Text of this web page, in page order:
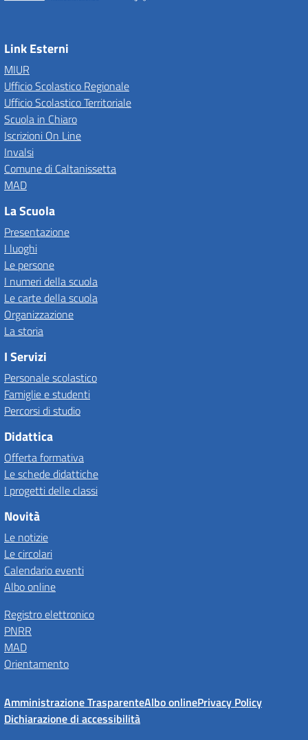
Link Esterni
MIUR
Ufficio Scolastico Regionale
Ufficio Scolastico Territoriale
Scuola in Chiaro
Iscrizioni On Line
Invalsi
Comune di Caltanissetta
MAD
La Scuola
Presentazione
I luoghi
Le persone
I numeri della scuola
Le carte della scuola
Organizzazione
La storia
I Servizi
Personale scolastico
Famiglie e studenti
Percorsi di studio
Didattica
Offerta formativa
Le schede didattiche
I progetti delle classi
Novità
Le notizie
Le circolari
Calendario eventi
Albo online
Registro elettronico
PNRR
MAD
Orientamento
Amministrazione TrasparenteAlbo onlinePrivacy Policy
Dichiarazione di accessibilità